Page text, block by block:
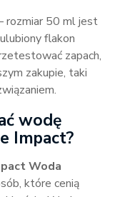
rozmiar 50 ml jest
flakon
zapach,
zakupie, taki
wodę
Impact?
Woda
które cenią